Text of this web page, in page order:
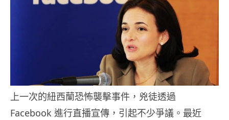
上一次的紐西蘭恐怖襲擊事件，兇徒透過
Facebook 進行直播宣傳，引起不少爭議。最近